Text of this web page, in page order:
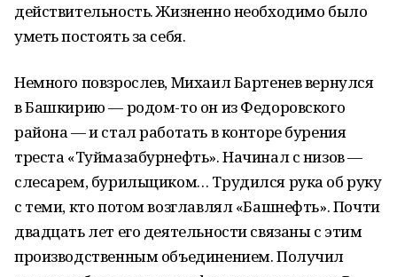
действительность. Жизненно необходимо было
уметь постоять за себя.
Немного повзрослев, Михаил Бартенев вернулся
в Башкирию — родом-то он из Федоровского
района — и стал работать в конторе бурения
треста «Туймазабурнефть». Начинал с низов —
слесарем, бурильщиком… Трудился рука об руку
с теми, кто потом возглавлял «Башнефть». Почти
двадцать лет его деятельности связаны с этим
производственным объединением. Получил